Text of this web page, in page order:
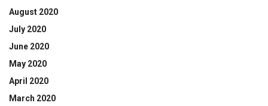
August 2020
July 2020
June 2020
May 2020
April 2020
March 2020